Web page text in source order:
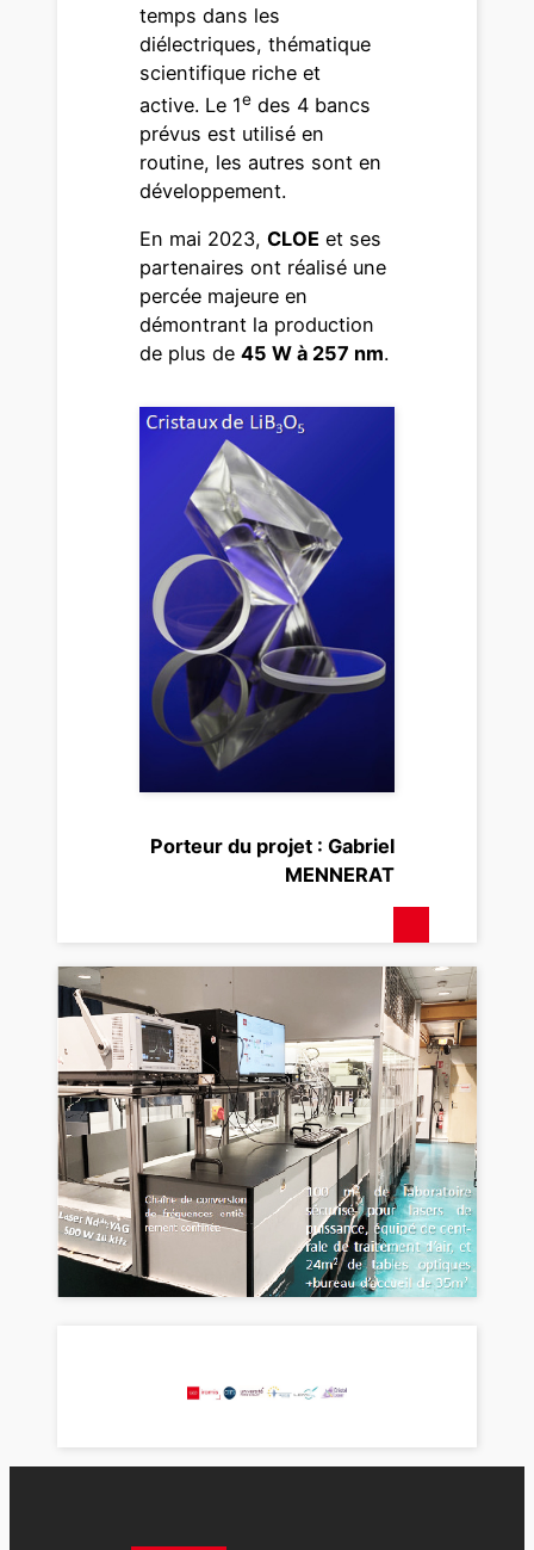
temps dans les
diélectriques, thématique
scientifique riche et
active. Le 1edes 4 bancs
prévus est utilisé en
routine, les autres sont en
développement.
En mai 2023, CLOE et ses
partenaires ont réalisé une
percée majeure en
démontrant la production
de plus de 45 W à 257 nm.
Porteur du projet : Gabriel
MENNERAT